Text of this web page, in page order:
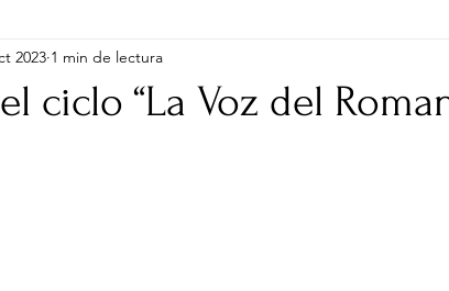
ciclo “La Voz del
2023 1 min de lectura